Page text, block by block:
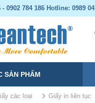
- 0902 784 186 Hotline: 0989
SẢN PHẨM
các loại Giấy in liên tục